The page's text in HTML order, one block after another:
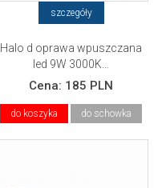
szczegóły
Halo d oprawa wpuszczana
led 9W 3000K...
Cena: 185 PLN
do koszyka do schowka